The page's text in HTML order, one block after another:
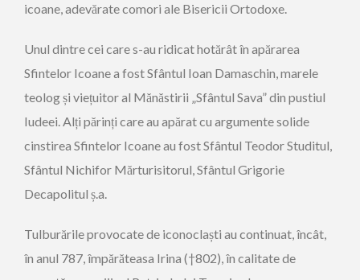
icoane, adevărate comori ale Bisericii Ortodoxe.
Unul dintre cei care s-au ridicat hotărât în apărarea
Sfintelor Icoane a fost Sfântul Ioan Damaschin, marele
teolog și viețuitor al Mănăstirii „Sfântul Sava” din pustiul
Iudeei. Alți părinți care au apărat cu argumente solide
cinstirea Sfintelor Icoane au fost Sfântul Teodor Studitul,
Sfântul Nichifor Mărturisitorul, Sfântul Grigorie
Decapolitul ș.a.
Tulburările provocate de icono­claști au continuat, încât,
în anul 787, împărăteasa Irina (†802), în calitate de